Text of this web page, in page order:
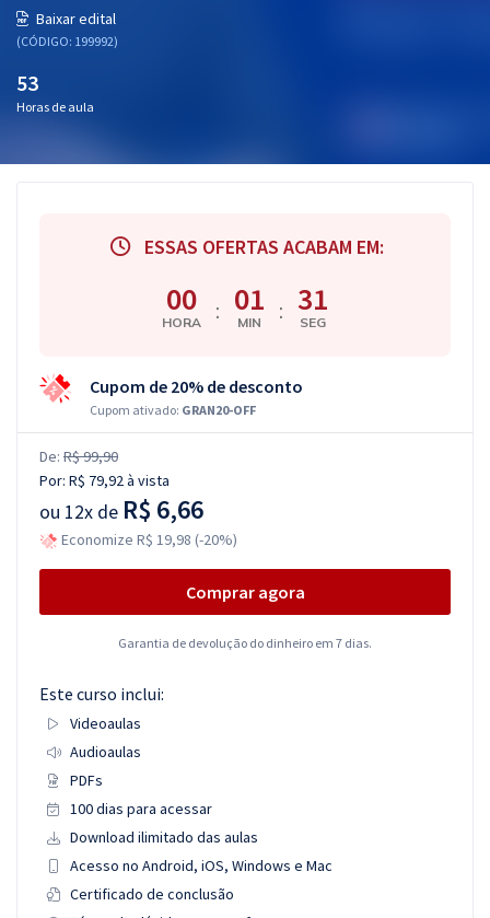
Aprovados
Baixar edital
(CÓDIGO: 199992)
53
Horas de aula
ESSAS OFERTAS ACABAM EM:
00
HORA : 01
MIN : 30
SEG
Cupom de 20% de desconto
Cupom ativado: GRAN20-OFF
De: R$ 99,90
Por: R$ 79,92à vista
ou 12x de R$ 6,66
Economize R$ 19,98 (-20%)
Comprar agora
Garantia de devolução do dinheiro em 7 dias.
Este curso inclui:
Videoaulas
Audioaulas
PDFs
100 dias para acessar
Download ilimitado das aulas
Acesso no Android, iOS, Windows e Mac
Certificado de conclusão